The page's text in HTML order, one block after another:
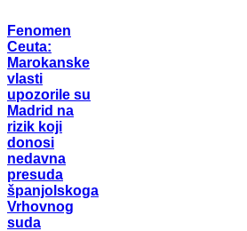
Fenomen
Ceuta:
Marokanske
vlasti
upozorile su
Madrid na
rizik koji
donosi
nedavna
presuda
španjolskoga
Vrhovnog
suda